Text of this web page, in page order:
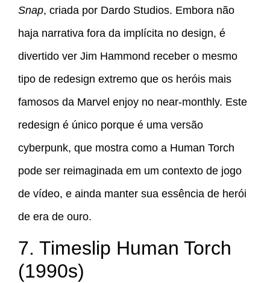
Snap, criada por Dardo Studios. Embora não
haja narrativa fora da implícita no design, é
divertido ver Jim Hammond receber o mesmo
tipo de redesign extremo que os heróis mais
famosos da Marvel enjoy no near-monthly. Este
redesign é único porque é uma versão
cyberpunk, que mostra como a Human Torch
pode ser reimaginada em um contexto de jogo
de vídeo, e ainda manter sua essência de herói
de era de ouro.
7. Timeslip Human Torch
(1990s)